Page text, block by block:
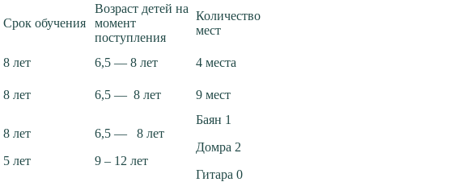
Срок обучения
Возраст детей на
момент
поступления
Количество
мест
8 лет 6,5 — 8 лет 4 места
8 лет 6,5 — 8 лет 9 мест
8 лет
5 лет
6,5 — 8 лет
9 – 12 лет
Баян 1
Домра 2
Гитара 0